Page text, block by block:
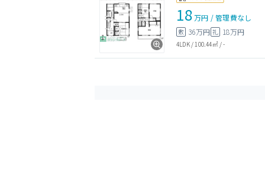
18万円 /管理費なし
敷 36万円 礼 18万円
4LDK/100.44㎡/-